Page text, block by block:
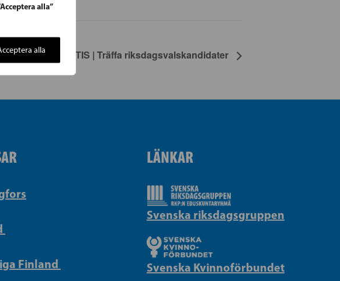
alla”
alla VICHTIS | Träffa riksdagsvalskandidater
Finland
LÄNKAR
Svenska riksdagsgruppen
Svenska Kvinnoförbundet